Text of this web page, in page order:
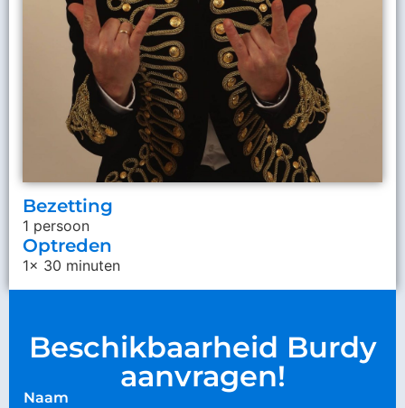
Bezetting
1 persoon
Optreden
1x 30 minuten
Beschikbaarheid Burdy
aanvragen!
Naam